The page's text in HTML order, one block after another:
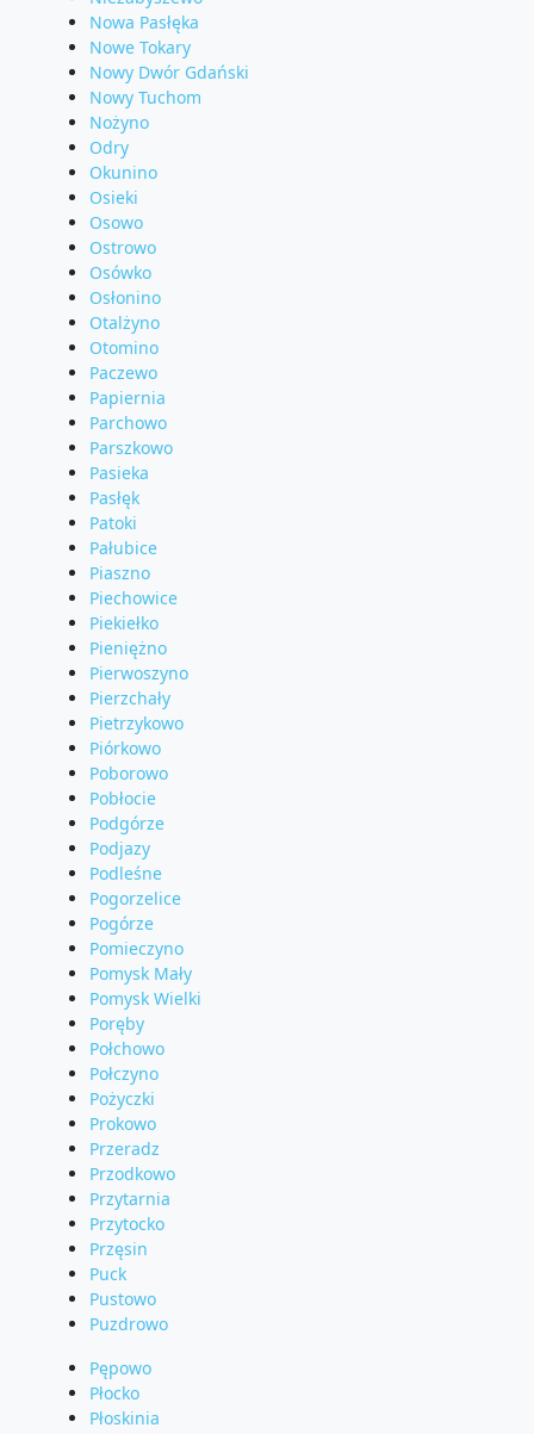
Nowa Pasłęka
Nowe Tokary
Nowy Dwór Gdański
Nowy Tuchom
Nożyno
Odry
Okunino
Osieki
Osowo
Ostrowo
Osówko
Osłonino
Otalżyno
Otomino
Paczewo
Papiernia
Parchowo
Parszkowo
Pasieka
Pasłęk
Patoki
Pałubice
Piaszno
Piechowice
Piekiełko
Pieniężno
Pierwoszyno
Pierzchały
Pietrzykowo
Piórkowo
Poborowo
Pobłocie
Podgórze
Podjazy
Podleśne
Pogorzelice
Pogórze
Pomieczyno
Pomysk Mały
Pomysk Wielki
Poręby
Połchowo
Połczyno
Pożyczki
Prokowo
Przeradz
Przodkowo
Przytarnia
Przytocko
Przęsin
Puck
Pustowo
Puzdrowo
Pępowo
Płocko
Płoskinia